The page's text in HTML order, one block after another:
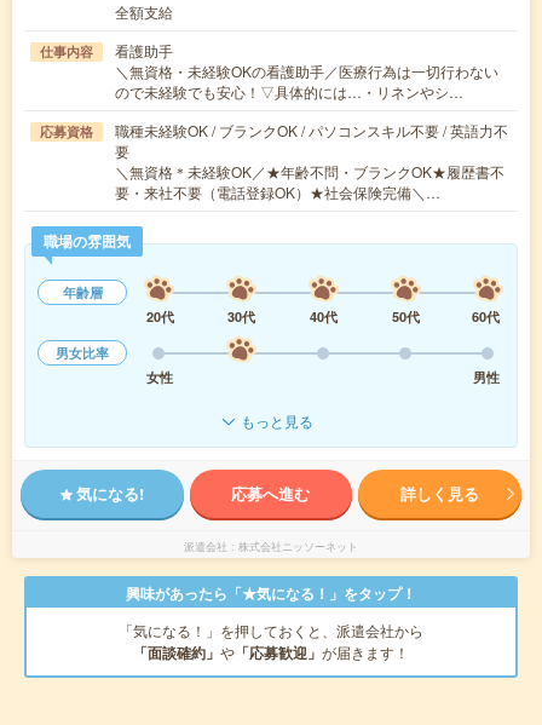
全額支給
仕事内容
看護助手
＼無資格・未経験OKの看護助手／医療行為は一切行わない
ので未経験でも安心！▽具体的には…・リネンやシ…
応募資格
職種未経験OK / ブランクOK / パソコンスキル不要 / 英語力不
要
＼無資格＊未経験OK／★年齢不問・ブランクOK★履歴書不
要・来社不要（電話登録OK）★社会保険完備＼…
職場の雰囲気
年齢層
20代
30代 40代 50代
60代
男女比率
女性
男性
もっと見る
気になる! 応募へ進む 詳しく見る
派遣会社 株式会社ニッソーネット
興味があったら「★気になる！」をタップ！
「気になる！」を押しておくと、派遣会社から
「面談確約」 や 「応募歓迎」 が届きます！